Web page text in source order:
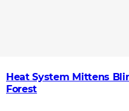
Heat System Mittens
Forest